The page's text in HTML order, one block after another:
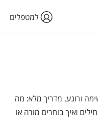
למטפלים
ורוגע. מדריך מלא: מה
ואיך בוחרים מורה או